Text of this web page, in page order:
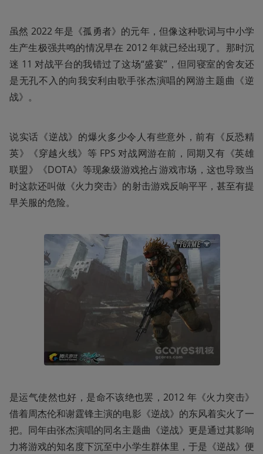
虽然 2022 年是《孤勇者》的元年，但像这种歌词与中小学
生产生极强共鸣的情况早在 2012 年就已经出现了。那时沉
迷 11 对战平台的我错过了这场“盛宴”，但同寝室的舍友还
是无孔不入的向我安利由歌手张杰演唱的网游主题曲《逆
战》。
说实话《逆战》的爆火多少令人有些意外，前有《反恐精
英》《穿越火线》等 FPS 对战网游在前，同期又有《英雄
联盟》《DOTA》等现象级游戏抢占游戏市场，这也导致当
时这款还叫做《火力突击》的射击游戏反响平平，甚至有提
早关服的危险。
是运气使然也好，是命不该绝也罢，2012 年《火力突击》
借着周杰伦和谢霆锋主演的电影《逆战》的东风着实火了一
把。同年由张杰演唱的同名主题曲《逆战》更是通过其影响
力将游戏的知名度下沉至中小学生群体里，于是《逆战》便